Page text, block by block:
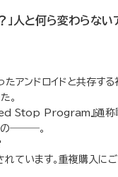
」人と何ら変わらない
アンドロイドと共存する
。
Stop Program』通称『
の―――。
ています。重複購入にご